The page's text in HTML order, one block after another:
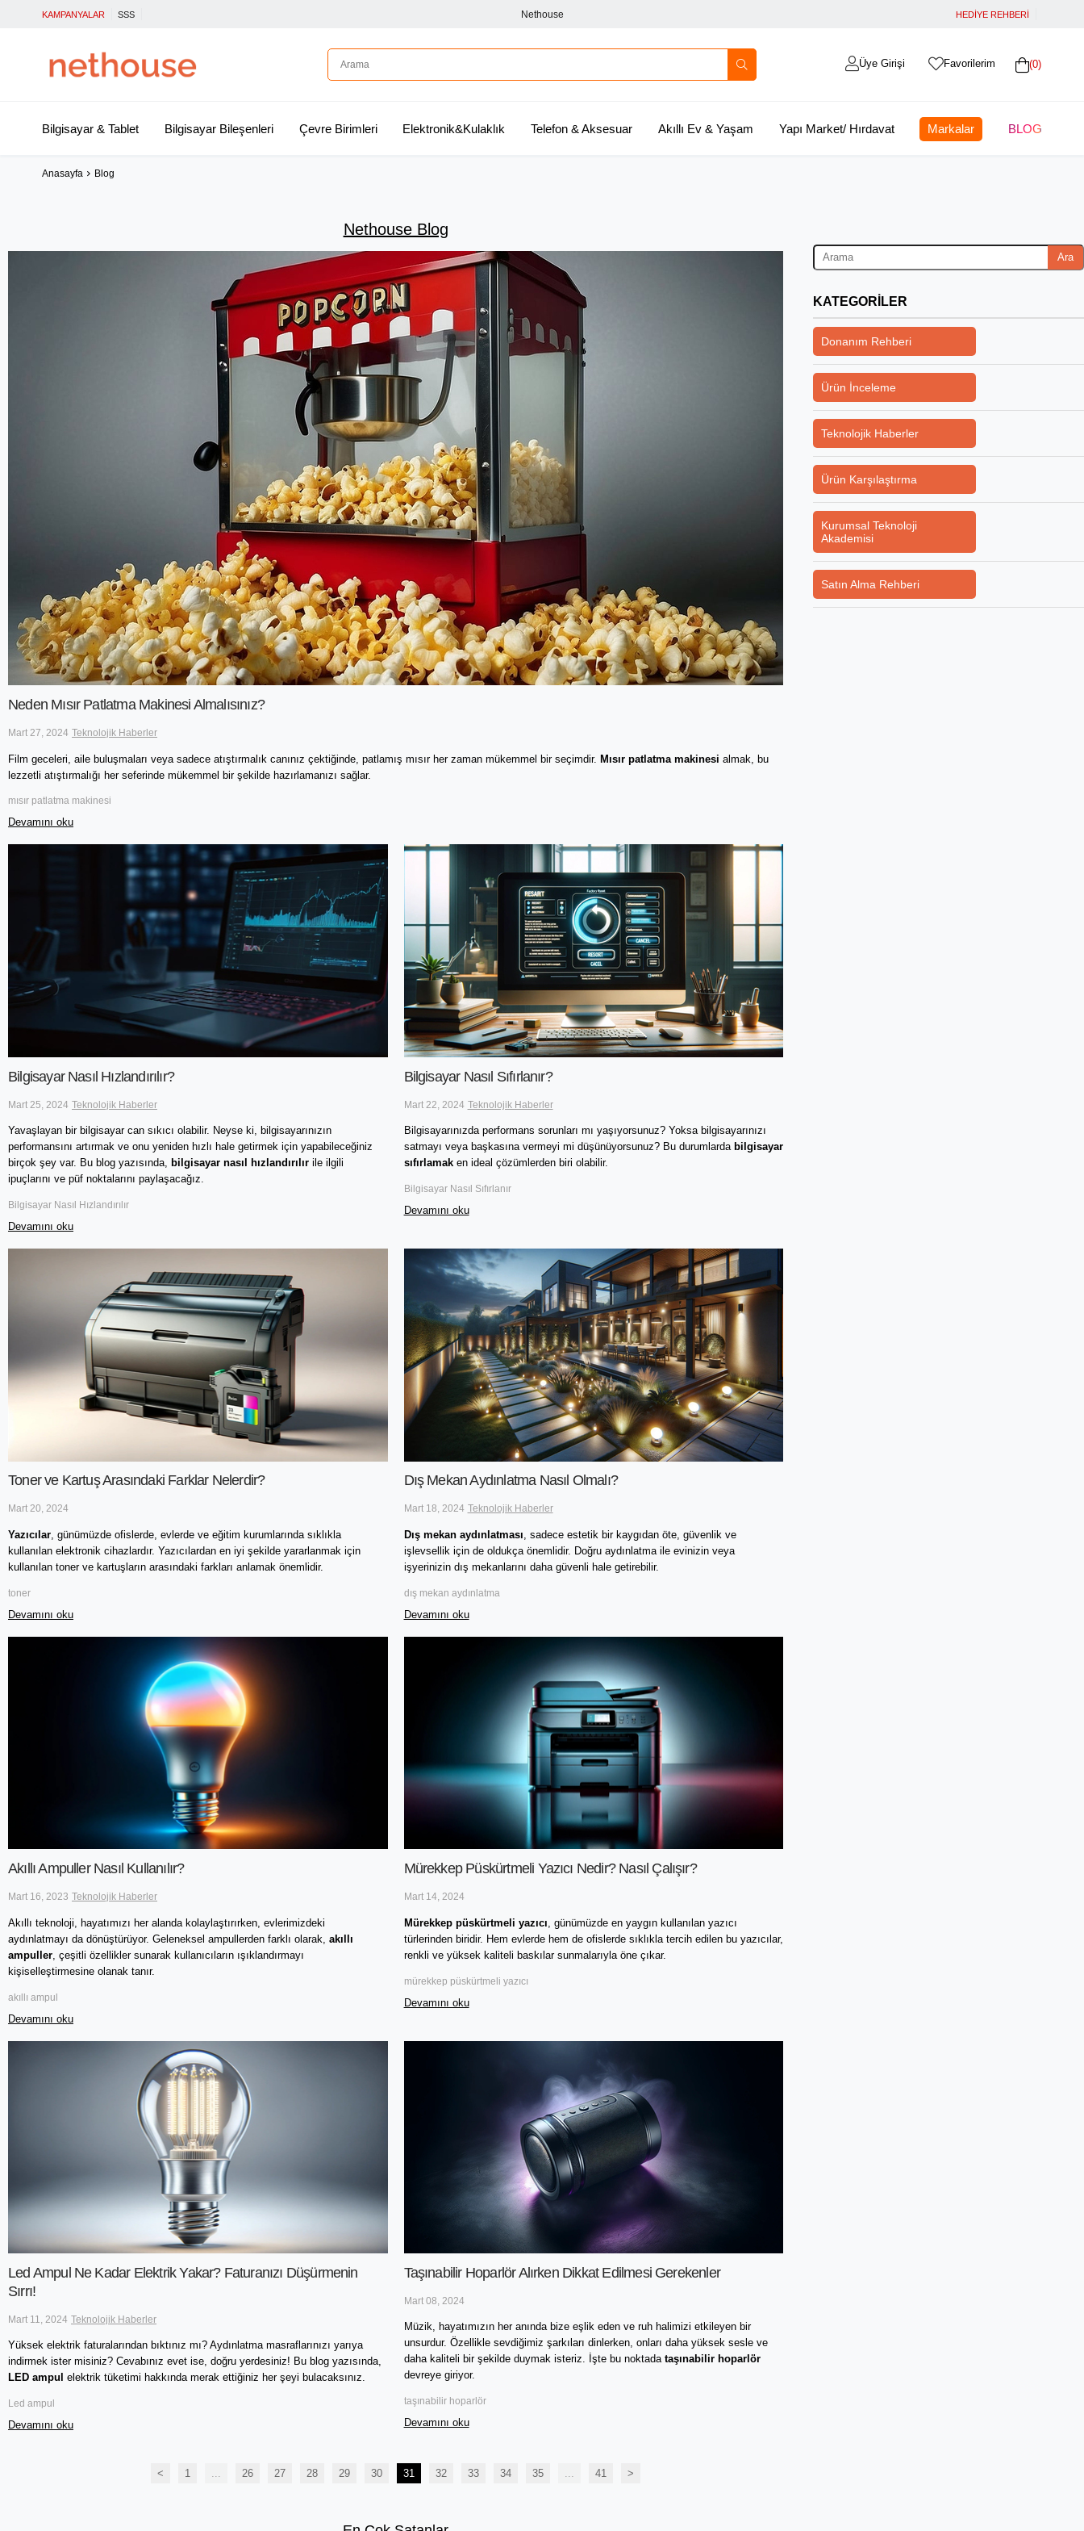
KAMPANYALAR SSS Nethouse HEDİYE REHBERİ
0
Favorilerim
Üye Girişi
Bilgisayar & Tablet Bilgisayar Bileşenleri Çevre Birimleri Elektronik&Kulaklık Telefon & Aksesuar Akıllı Ev & Yaşam Yapı Market/ Hırdavat Markalar BLOG
Anasayfa Blog
Nethouse Blog
Neden Mısır Patlatma Makinesi Almalısınız?
Mart 27, 2024 Teknolojik Haberler
Film geceleri, aile buluşmaları veya sadece atıştırmalık canınız çektiğinde, patlamış mısır her zaman mükemmel bir seçimdir. Mısır patlatma makinesi almak, bu
lezzetli atıştırmalığı her seferinde mükemmel bir şekilde hazırlamanızı sağlar.
mısır patlatma makinesi
Devamını oku
Bilgisayar Nasıl Hızlandırılır?
Mart 25, 2024 Teknolojik Haberler
Yavaşlayan bir bilgisayar can sıkıcı olabilir. Neyse ki, bilgisayarınızın
performansını artırmak ve onu yeniden hızlı hale getirmek için yapabileceğiniz
birçok şey var. Bu blog yazısında, bilgisayar nasıl hızlandırılır ile ilgili
ipuçlarını ve püf noktalarını paylaşacağız.
Bilgisayar Nasıl Hızlandırılır
Devamını oku
Bilgisayar Nasıl Sıfırlanır?
Mart 22, 2024 Teknolojik Haberler
Bilgisayarınızda performans sorunları mı yaşıyorsunuz? Yoksa bilgisayarınızı
satmayı veya başkasına vermeyi mi düşünüyorsunuz? Bu durumlarda bilgisayar
sıfırlamak en ideal çözümlerden biri olabilir.
Bilgisayar Nasıl Sıfırlanır
Devamını oku
Toner ve Kartuş Arasındaki Farklar Nelerdir?
Mart 20, 2024
Yazıcılar, günümüzde ofislerde, evlerde ve eğitim kurumlarında sıklıkla
kullanılan elektronik cihazlardır. Yazıcılardan en iyi şekilde yararlanmak için
kullanılan toner ve kartuşların arasındaki farkları anlamak önemlidir.
toner
Devamını oku
Dış Mekan Aydınlatma Nasıl Olmalı?
Mart 18, 2024 Teknolojik Haberler
Dış mekan aydınlatması, sadece estetik bir kaygıdan öte, güvenlik ve
işlevsellik için de oldukça önemlidir. Doğru aydınlatma ile evinizin veya
işyerinizin dış mekanlarını daha güvenli hale getirebilir.
dış mekan aydınlatma
Devamını oku
Akıllı Ampuller Nasıl Kullanılır?
Mart 16, 2023 Teknolojik Haberler
Akıllı teknoloji, hayatımızı her alanda kolaylaştırırken, evlerimizdeki
aydınlatmayı da dönüştürüyor. Geleneksel ampullerden farklı olarak, akıllı
ampuller , çeşitli özellikler sunarak kullanıcıların ışıklandırmayı
kişiselleştirmesine olanak tanır.
akıllı ampul
Devamını oku
Mürekkep Püskürtmeli Yazıcı Nedir? Nasıl Çalışır?
Mart 14, 2024
Mürekkep püskürtmeli yazıcı , günümüzde en yaygın kullanılan yazıcı
türlerinden biridir. Hem evlerde hem de ofislerde sıklıkla tercih edilen bu yazıcılar,
renkli ve yüksek kaliteli baskılar sunmalarıyla öne çıkar.
mürekkep püskürtmeli yazıcı
Devamını oku
Led Ampul Ne Kadar Elektrik Yakar? Faturanızı Düşürmenin
Sırrı!
Mart 11, 2024 Teknolojik Haberler
Yüksek elektrik faturalarından bıktınız mı? Aydınlatma masraflarınızı yarıya
LED ampul elektrik tüketimi hakkında merak ettiğiniz her şeyi bulacaksınız.
Led ampul
Devamını oku
Taşınabilir Hoparlör Alırken Dikkat Edilmesi Gerekenler
Mart 08, 2024
Müzik, hayatımızın her anında bize eşlik eden ve ruh halimizi etkileyen bir
unsurdur. Özellikle sevdiğimiz şarkıları dinlerken, onları daha yüksek sesle ve
daha kaliteli bir şekilde duymak isteriz. İşte bu noktada taşınabilir hoparlör
devreye giriyor.
taşınabilir hoparlör
Devamını oku
< 1 ... 26 27 28 29 30 31 32 33 34 35 ... 41 >
Ara
KATEGORILER
Donanım Rehberi
Ürün İnceleme
Teknolojik Haberler
Ürün Karşılaştırma
Kurumsal Teknoloji
Akademisi
Satın Alma Rehberi